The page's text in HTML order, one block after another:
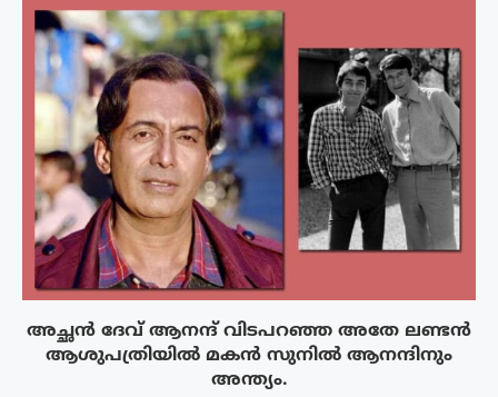
അച്ഛൻ ദേവ് ആനന്ദ് വിടപറഞ്ഞ അതേ ലണ്ടൻ
ആശുപത്രിയിൽ മകൻ സുനിൽ ആനന്ദിനും
അന്ത്യം.